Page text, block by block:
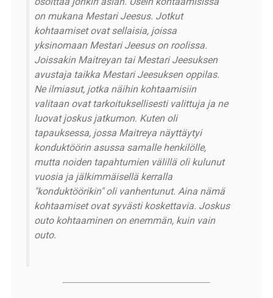
on mukana Mestari Jeesus. Jotkut
kohtaamiset ovat sellaisia, joissa
yksinomaan Mestari Jeesus on roolissa.
Joissakin Maitreyan tai Mestari Jeesuksen
avustaja taikka Mestari Jeesuksen oppilas.
Ne ilmiasut, jotka näihin kohtaamisiin
valitaan ovat tarkoituksellisesti valittuja ja ne
luovat joskus jatkumon. Kuten oli
tapauksessa, jossa Maitreya näyttäytyi
konduktöörin asussa samalle henkilölle,
mutta noiden tapahtumien välillä oli kulunut
vuosia ja jälkimmäisellä kerralla
"konduktöörikin" oli vanhentunut. Aina nämä
kohtaamiset ovat syvästi koskettavia. Joskus
outo kohtaaminen on enemmän, kuin vain
outo.